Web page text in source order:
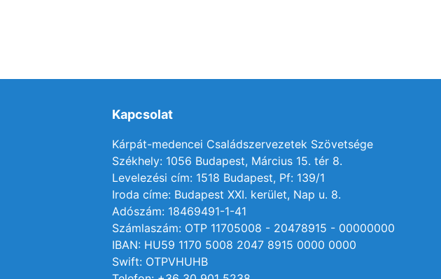
Kapcsolat
Kárpát-medencei Családszervezetek Szövetsége
Székhely: 1056 Budapest, Március 15. tér 8.
Levelezési cím: 1518 Budapest, Pf: 139/1
Iroda címe: Budapest XXI. kerület, Nap u. 8.
Adószám: 18469491-1-41
Számlaszám: OTP 11705008 - 20478915 - 00000000
IBAN: HU59 1170 5008 2047 8915 0000 0000
Swift: OTPVHUHB